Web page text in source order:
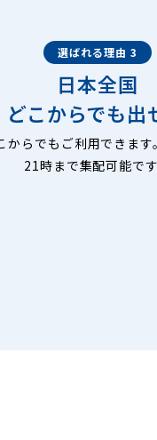
選ばれる理由 3
日本全国
どこからでも出
からでもご利用できま
21時まで集配可能です